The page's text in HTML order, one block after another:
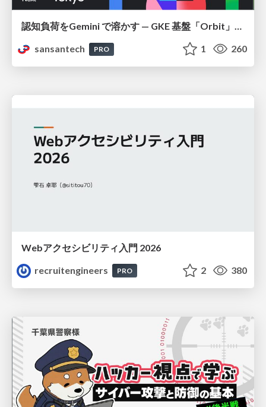
認知負荷をGemini で溶かす — GKE 基盤「Orbit」における AI エージェントの実践
sansantech
PRO 1 260
Webアクセシビリティ入門 2026
recruitengineers
PRO 2 380